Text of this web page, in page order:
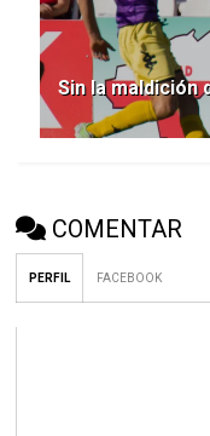
Sin la maldición
COMENTAR
PERFIL FACEBOOK